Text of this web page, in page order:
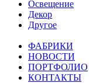
Освещение
Декор
Другое
ФАБРИКИ
НОВОСТИ
ПОРТФОЛИО
КОНТАКТЫ